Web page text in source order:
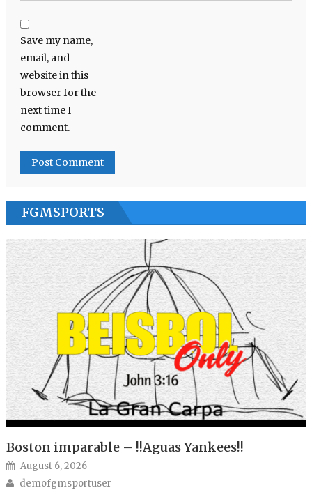
Save my name,
email, and
website in this
browser for the
next time I
comment.
FGMSPORTS
Boston imparable – !!Aguas Yankees!!
Posted on
August 6, 2026
Author
demofgmsportuser